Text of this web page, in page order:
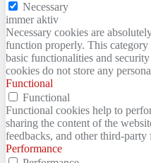
Necessary
immer aktiv
Necessary cookies are
function properly. This
basic functionalities and
cookies do not store any
Functional
Functional
Functional cookies help to
sharing the content of the
feedbacks, and other third-party
Performance